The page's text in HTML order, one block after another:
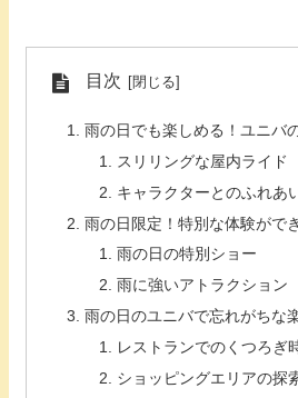
目次
雨の日でも楽しめる！ユニバ
スリリングな屋内ライド
キャラクターとのふれあ
雨の日限定！特別な体験がで
雨の日の特別ショー
雨に強いアトラクション
雨の日のユニバで忘れがちな
レストランでのくつろぎ
ショッピングエリアの探